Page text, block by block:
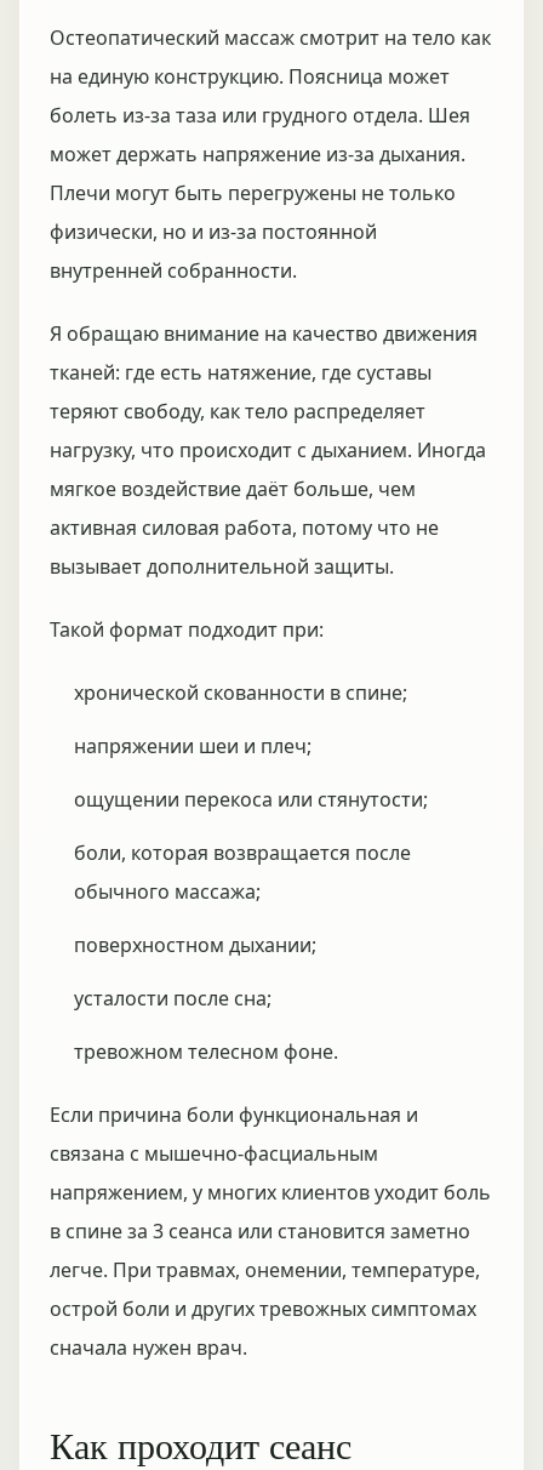
Остеопатический массаж смотрит на тело как
на единую конструкцию. Поясница может
болеть из-за таза или грудного отдела. Шея
может держать напряжение из-за дыхания.
Плечи могут быть перегружены не только
физически, но и из-за постоянной
внутренней собранности.
Я обращаю внимание на качество движения
тканей: где есть натяжение, где суставы
теряют свободу, как тело распределяет
нагрузку, что происходит с дыханием. Иногда
мягкое воздействие даёт больше, чем
активная силовая работа, потому что не
вызывает дополнительной защиты.
Такой формат подходит при:
хронической скованности в спине;
напряжении шеи и плеч;
ощущении перекоса или стянутости;
боли, которая возвращается после
обычного массажа;
поверхностном дыхании;
усталости после сна;
тревожном телесном фоне.
Если причина боли функциональная и
связана с мышечно-фасциальным
напряжением, у многих клиентов уходит боль
в спине за 3 сеанса или становится заметно
легче. При травмах, онемении, температуре,
острой боли и других тревожных симптомах
сначала нужен врач.
Как проходит сеанс